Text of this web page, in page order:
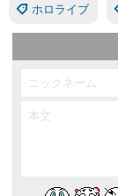
ホロライブ